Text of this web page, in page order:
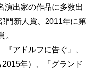
演出家の作品に多数出
門新人賞、2011年に第
。
アドルフに告ぐ』、
2015年）、『グランド